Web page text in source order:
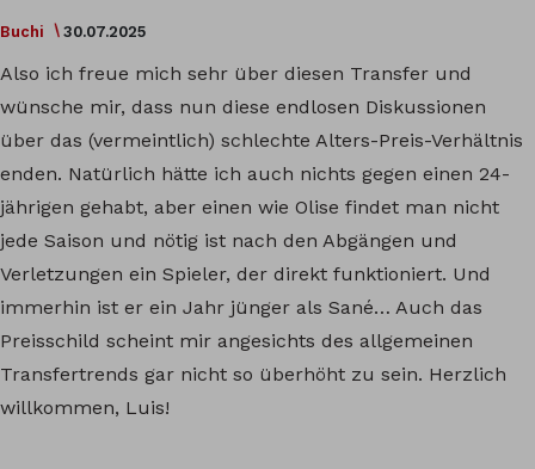
Buchi 30.07.2025
Also ich freue mich sehr über diesen Transfer und
wünsche mir, dass nun diese endlosen Diskussionen
über das (vermeintlich) schlechte Alters-Preis-Verhältnis
enden. Natürlich hätte ich auch nichts gegen einen 24-
jährigen gehabt, aber einen wie Olise findet man nicht
jede Saison und nötig ist nach den Abgängen und
Verletzungen ein Spieler, der direkt funktioniert. Und
immerhin ist er ein Jahr jünger als Sané… Auch das
Preisschild scheint mir angesichts des allgemeinen
Transfertrends gar nicht so überhöht zu sein. Herzlich
willkommen, Luis!